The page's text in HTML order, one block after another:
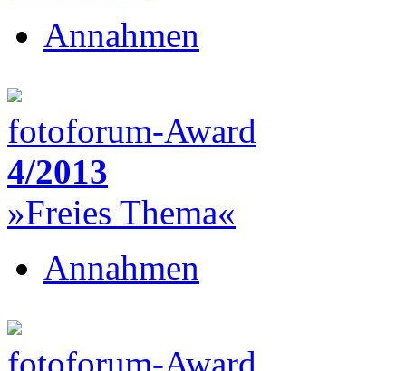
Annahmen
fotoforum-Award
4/2013
»Freies Thema«
Annahmen